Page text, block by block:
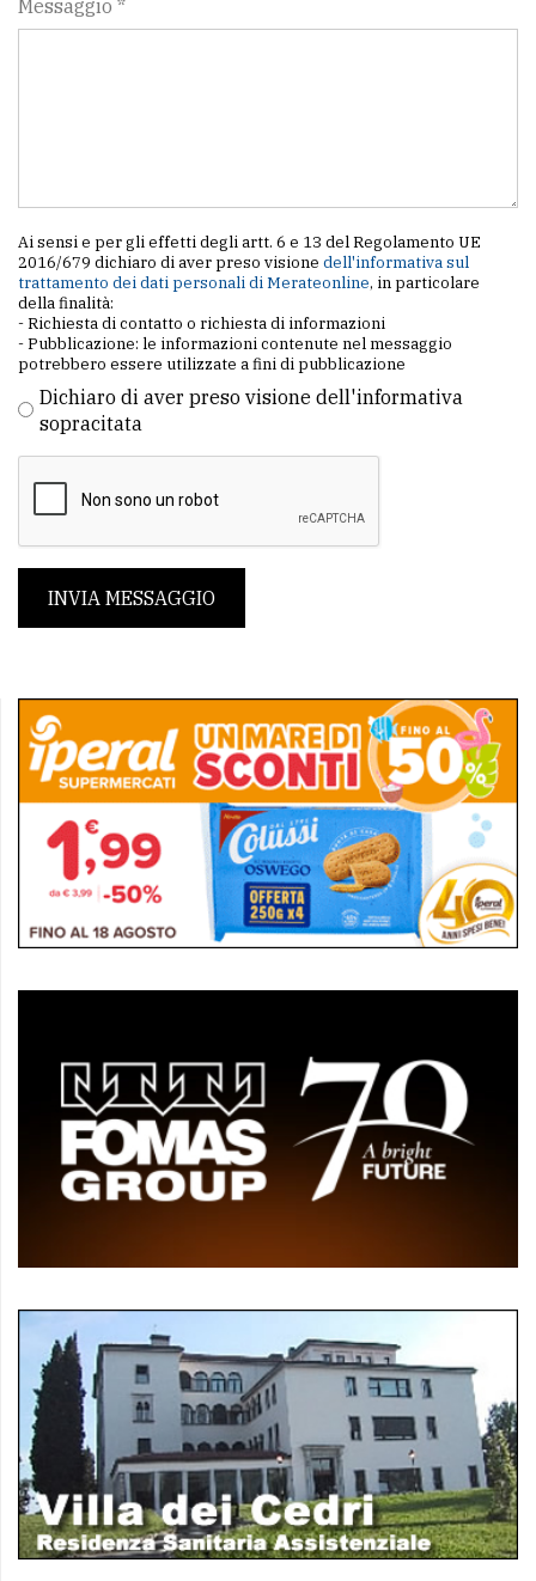
Messaggio *
Ai sensi e per gli effetti degli artt. 6 e 13 del Regolamento UE
2016/679 dichiaro di aver preso visione dell'informativa sul
trattamento dei dati personali di Merateonline, in particolare
della finalità:
- Richiesta di contatto o richiesta di informazioni
- Pubblicazione: le informazioni contenute nel messaggio
potrebbero essere utilizzate a fini di pubblicazione
Dichiaro di aver preso visione dell'informativa
sopracitata
INVIA MESSAGGIO